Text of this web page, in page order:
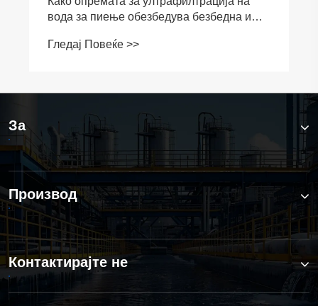
вода за пиење обезбедува безбедна и
Гледај Повеќе >>
За
Производ
Контактирајте не